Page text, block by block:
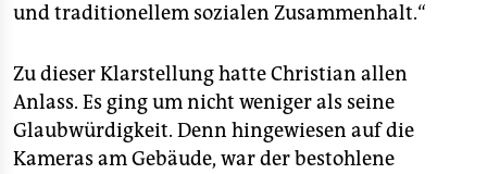
und traditionellem sozialen Zusammenhalt.“
Zu dieser Klarstellung hatte Christian allen
Anlass. Es ging um nicht weniger als seine
Glaubwürdigkeit. Denn hingewiesen auf die
Kameras am Gebäude, war der bestohlene